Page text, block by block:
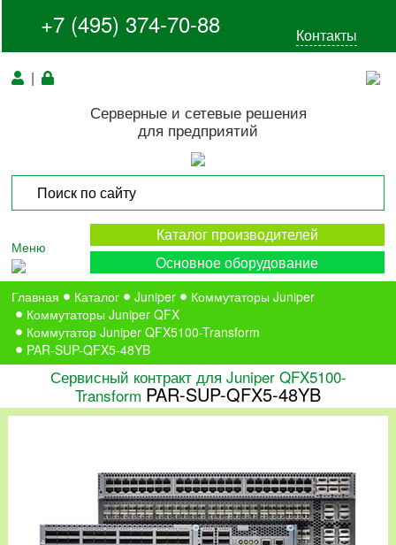
+7 (495) 374-70-88 Контакты
|
Серверные и сетевые решения
для предприятий
Меню
Каталог производителей
Основное оборудование
Главная Каталог Juniper
Коммутаторы Juniper
Коммутаторы Juniper QFX
Коммутатор Juniper QFX5100-Transform
PAR-SUP-QFX5-48YB
Сервисный контракт для Juniper QFX5100-
Transform PAR-SUP-QFX5-48YB